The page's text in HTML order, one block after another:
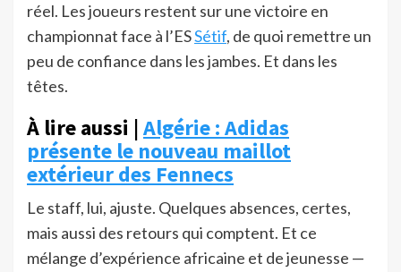
réel. Les joueurs restent sur une victoire en
championnat face à l’ESSétif, de quoi remettre un
peu de confiance dans les jambes. Et dans les
têtes.
À lire aussi |Algérie : Adidas
présente le nouveau maillot
extérieur des Fennecs
Le staff, lui, ajuste. Quelques absences, certes,
mais aussi des retours qui comptent. Et ce
mélange d’expérience africaine et de jeunesse —